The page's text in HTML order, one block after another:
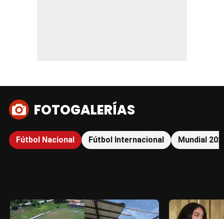
FOTOGALERÍAS
Fútbol Nacional Fútbol Internacional Mundial